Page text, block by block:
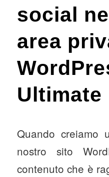
social
area
Ultimate
Quando creiamo
nostro sito
contenuto che è